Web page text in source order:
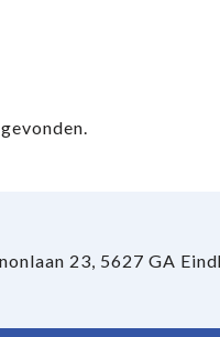
23, 5627 GA